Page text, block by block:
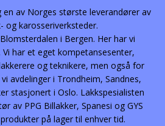
en av Norges største leverandører av
og karosseriverksteder.
i Bergen. Her har vi
har et eget kompetansesenter,
og teknikere, men også for
avdelinger i Trondheim, Sandnes,
stasjonert i Oslo. Lakkspesialisten
av PPG Billakker, Spanesi og GYS
på lager til enhver tid.